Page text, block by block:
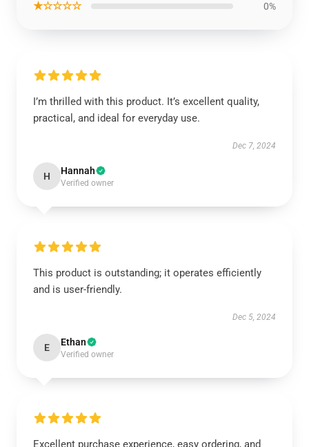
★☆☆☆☆ 0%
I’m thrilled with this product. It’s excellent quality,
practical, and ideal for everyday use.
Dec 7, 2024
H Hannah
Verified owner
This product is outstanding; it operates efficiently
and is user-friendly.
Dec 5, 2024
E Ethan
Verified owner
Excellent purchase experience, easy ordering, and